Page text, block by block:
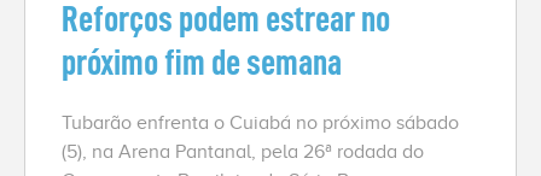
Reforços podem estrear no
próximo fim de semana
Tubarão enfrenta o Cuiabá no próximo sábado
(5), na Arena Pantanal, pela 26ª rodada do